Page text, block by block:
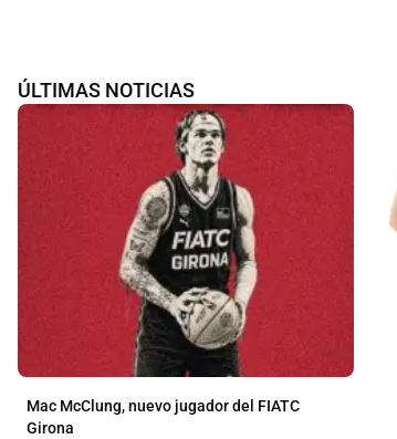
ÚLTIMAS NOTICIAS
Mac McClung, nuevo jugador del FIATC
Girona